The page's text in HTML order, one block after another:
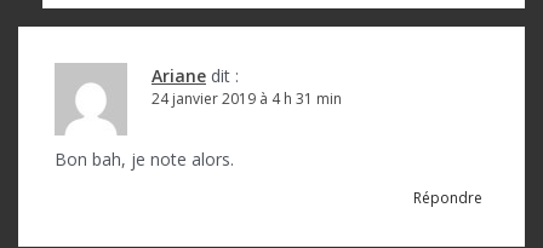
Ariane dit :
24 janvier 2019 à 4 h 31 min
Bon bah, je note alors.
Répondre